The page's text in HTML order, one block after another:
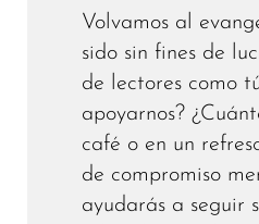
Volvamos al
sido sin fines de
de lectores como
apoyarnos?
café o en un
de compromiso
ayudarás a seguir